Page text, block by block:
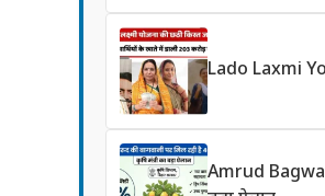
Lado Laxmi
Amrud